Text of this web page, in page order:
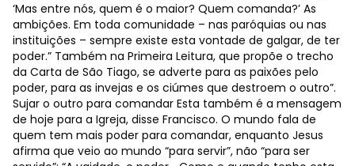
‘Mas entre nós, quem é o maior? Quem comanda?’ As
ambições. Em toda comunidade – nas paróquias ou nas
instituições – sempre existe esta vontade de galgar, de ter
poder.” Também na Primeira Leitura, que propõe o trecho
da Carta de São Tiago, se adverte para as paixões pelo
poder, para as invejas e os ciúmes que destroem o outro”.
Sujar o outro para comandar Esta também é a mensagem
de hoje para a Igreja, disse Francisco. O mundo fala de
quem tem mais poder para comandar, enquanto Jesus
afirma que veio ao mundo “para servir”, não “para ser